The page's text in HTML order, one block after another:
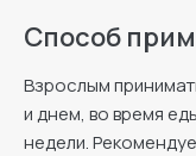
Способ
Взрослым
и днем, во время
недели.